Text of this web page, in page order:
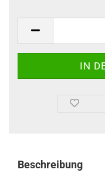
Beschreibung